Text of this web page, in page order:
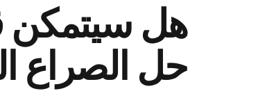
هل سيتمكن
حل الصراع